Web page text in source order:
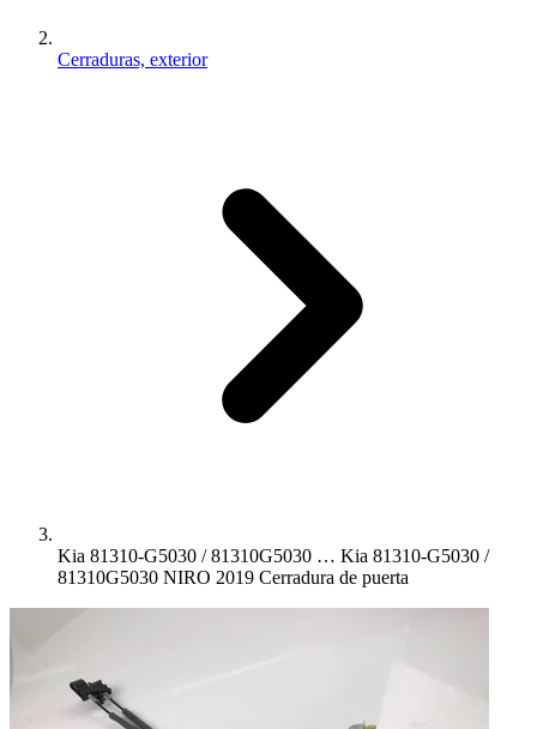
Cerraduras, exterior
Kia 81310-G5030 / 81310G5030 … Kia 81310-G5030 /
81310G5030 NIRO 2019 Cerradura de puerta